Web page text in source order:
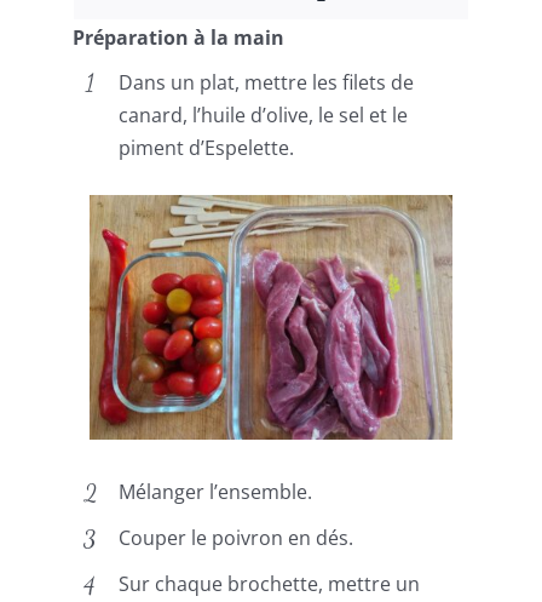
Préparation à la main
Dans un plat, mettre les filets de
canard, l’huile d’olive, le sel et le
piment d’Espelette.
Mélanger l’ensemble.
Couper le poivron en dés.
Sur chaque brochette, mettre un